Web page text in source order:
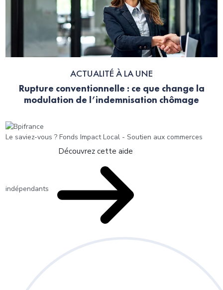
ACTUALITÉ À LA UNE
Rupture conventionnelle : ce que change la
modulation de l’indemnisation chômage
Le saviez-vous ?Fonds Impact Local - Soutien aux commerces
indépendants
Découvrez cette aide